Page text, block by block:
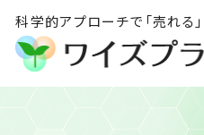
科学的アプローチで「売れる
ワイズプラ